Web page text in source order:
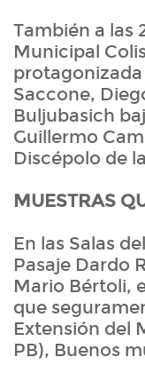
También a las
Municipal
protagonizada
Saccone,
Buljubasich
Guillermo
Discépolo de
MUESTRAS
En las Salas
Pasaje Dardo
Mario Bértoli,
que
Extensión del
PB), Buenos